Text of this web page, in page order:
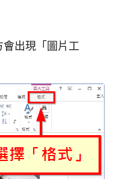
出現「圖片工